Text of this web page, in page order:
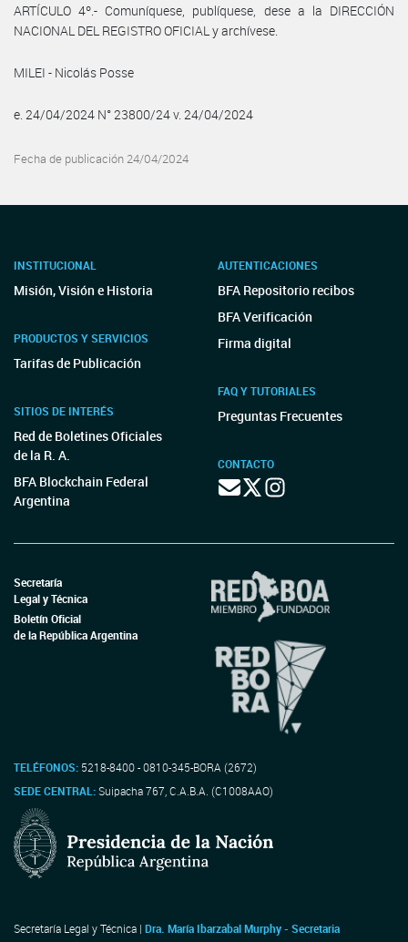
ARTÍCULO 4º.- Comuníquese, publíquese, dese a la DIRECCIÓN
NACIONAL DEL REGISTRO OFICIAL y archívese.
MILEI - Nicolás Posse
e. 24/04/2024 N° 23800/24 v. 24/04/2024
Fecha de publicación 24/04/2024
INSTITUCIONAL
Misión, Visión e Historia
PRODUCTOS Y SERVICIOS
Tarifas de Publicación
SITIOS DE INTERÉS
Red de Boletines Oficiales
de la R. A.
BFA Blockchain Federal
Argentina
AUTENTICACIONES
BFA Repositorio recibos
BFA Verificación
Firma digital
FAQ Y TUTORIALES
Preguntas Frecuentes
CONTACTO
Secretaría
Legal y Técnica
Boletín Oficial
de la República Argentina
TELÉFONOS: 5218-8400 - 0810-345-BORA (2672)
SEDE CENTRAL:Suipacha 767, C.A.B.A. (C1008AAO)
Secretaría Legal y Técnica | Dra. María Ibarzabal Murphy - Secretaria